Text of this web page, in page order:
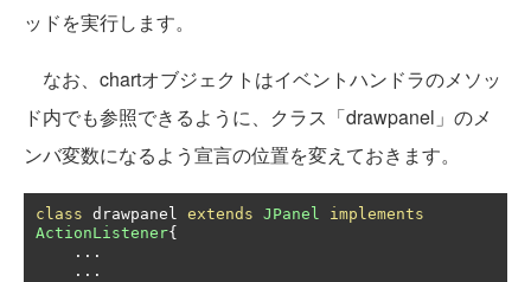
ッドを実行します。
なお、chartオブジェクトはイベントハンドラのメソッ
ド内でも参照できるように、クラス「drawpanel」のメ
ンバ変数になるよう宣言の位置を変えておきます。
class drawpanel extends JPanel
implements
ActionListener{
...
...